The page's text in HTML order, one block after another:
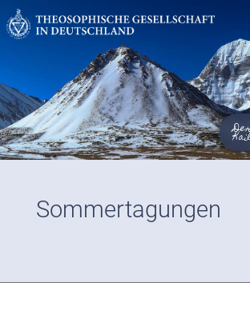
Sommertagungen